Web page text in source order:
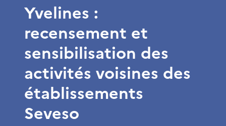
Yvelines :
recensement et
sensibilisation des
activités voisines des
établissements
Seveso